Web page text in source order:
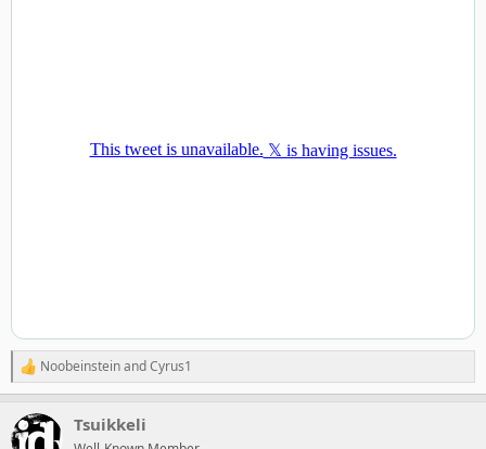
R
e
c
t
NoobeinsteinandCyrus1
Tsuikkeli